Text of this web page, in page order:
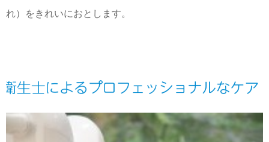
れ）をきれいにおとします。